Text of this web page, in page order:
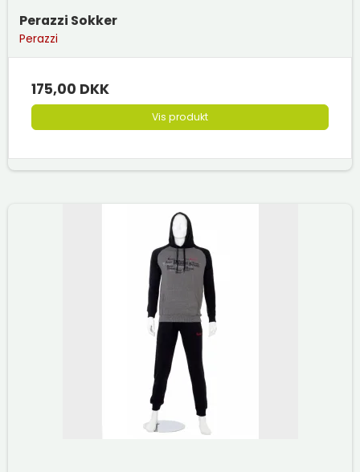
Perazzi Sokker
Perazzi
175,00 DKK
Vis produkt